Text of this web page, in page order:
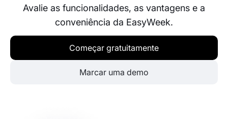
Avalie as funcionalidades, as vantagens e a
conveniência da EasyWeek.
Começar gratuitamente
Marcar uma demo